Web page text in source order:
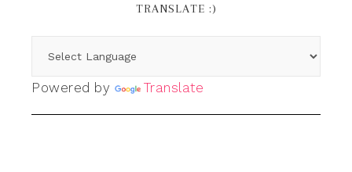
TRANSLATE :)
Powered by Translate